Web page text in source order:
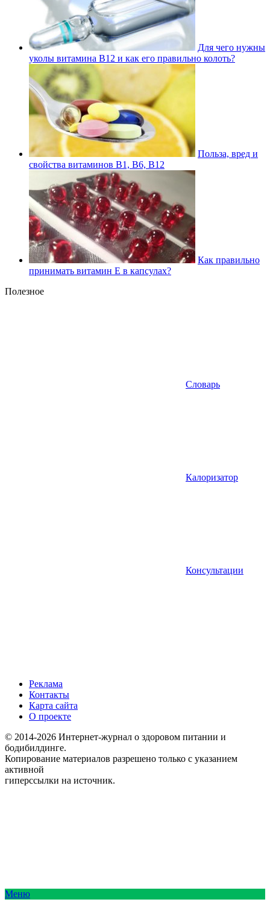
Для чего нужны
уколы витамина В12 и как его правильно колоть?
Польза, вред и
свойства витаминов В1, В6, В12
Как правильно
принимать витамин Е в капсулах?
Полезное
Словарь
Калоризатор
Консультации
Реклама
Контакты
Карта сайта
О проекте
© 2014-2026 Интернет-журнал о здоровом питании и
бодибилдинге.
Копирование материалов разрешено только с указанием
активной
гиперссылки на источник.
Меню